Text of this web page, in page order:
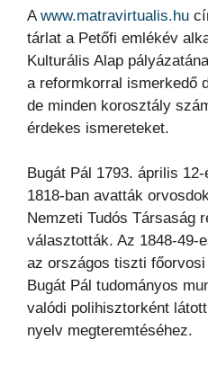
A www.matravirtualis.hu
tárlat a Petőfi emlékév
Kulturális Alap
a reformkorral ismerkedő
de minden korosztály
érdekes ismereteket.
Bugát Pál 1793. április
1818-ban avatták
Nemzeti Tudós Társaság
választották. Az 1848-49-
az országos tiszti
Bugát Pál tudományos
valódi polihisztorként
nyelv megteremtéséhez.